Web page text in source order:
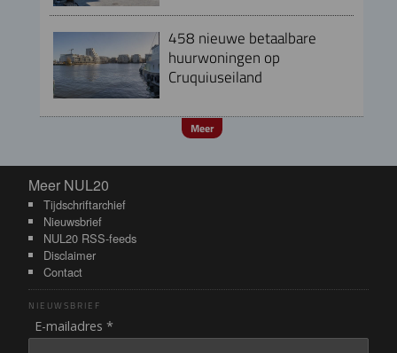
458 nieuwe betaalbare
huurwoningen op
Cruquiuseiland
Meer
Meer NUL20
Meer NUL20
Tijdschriftarchief
Nieuwsbrief
NUL20 RSS-feeds
Disclaimer
Contact
NIEUWSBRIEF
E-mailadres *